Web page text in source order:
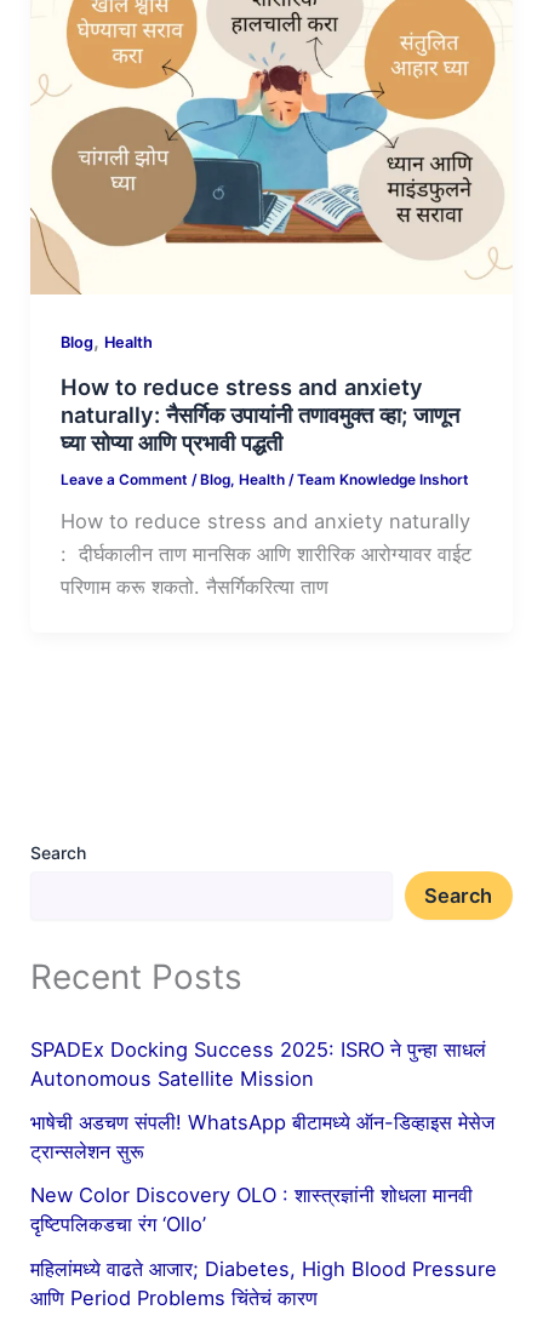
Blog, Health
How to reduce stress and anxiety
naturally: नैसर्गिक उपायांनी तणावमुक्त व्हा; जाणून
घ्या सोप्या आणि प्रभावी पद्धती
Leave a Comment / Blog, Health/Team Knowledge Inshort
How to reduce stress and anxiety naturally
: दीर्घकालीन ताण मानसिक आणि शारीरिक आरोग्यावर वाईट
परिणाम करू शकतो. नैसर्गिकरित्या ताण
Search
Search
Recent Posts
SPADEx Docking Success 2025: ISRO ने पुन्हा साधलं
Autonomous Satellite Mission
भाषेची अडचण संपली! WhatsApp बीटामध्ये ऑन-डिव्हाइस मेसेज
ट्रान्सलेशन सुरू
New Color Discovery OLO : शास्त्रज्ञांनी शोधला मानवी
दृष्टिपलिकडचा रंग ‘Ollo’
महिलांमध्ये वाढते आजार; Diabetes, High Blood Pressure
आणि Period Problems चिंतेचं कारण